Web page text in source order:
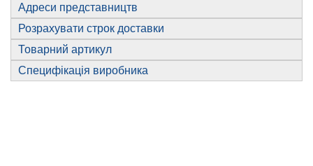
Адреси представництв
Розрахувати строк доставки
Товарний артикул
Специфікація виробника